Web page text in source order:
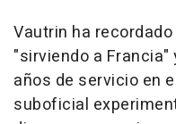
Vautrin ha
"sirviendo a
años de servicio en
suboficial